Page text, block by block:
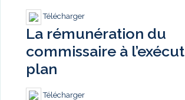
Télécharger
La rémunération du
commissaire à
plan
Télécharger